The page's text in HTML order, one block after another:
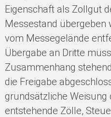
Eigenschaft als Zollgut
Messestand übergeben
vom Messegelände
Übergabe an Dritte
Zusammenhang
die Freigabe
grundsätzliche Weisung
entstehende Zölle,